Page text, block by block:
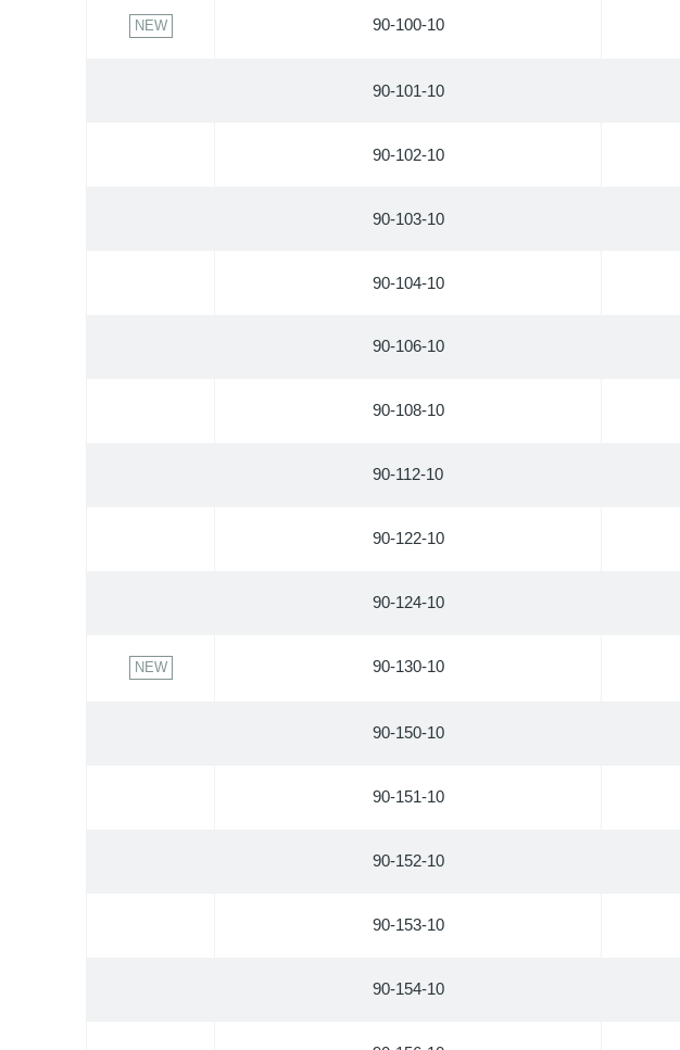
NEW 90-100-10
90-101-10
90-102-10
90-103-10
90-104-10
90-106-10
90-108-10
90-112-10
90-122-10
90-124-10
NEW 90-130-10
90-150-10
90-151-10
90-152-10
90-153-10
90-154-10